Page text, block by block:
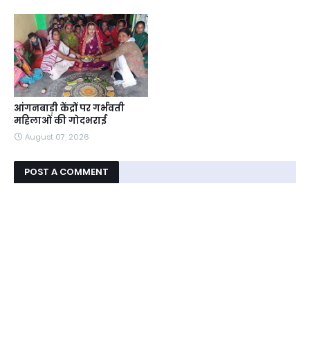
आंगनबाड़ी केंद्रों पर गर्भवती
महिलाओं की गोदभराई
August 07, 2026
POST A COMMENT